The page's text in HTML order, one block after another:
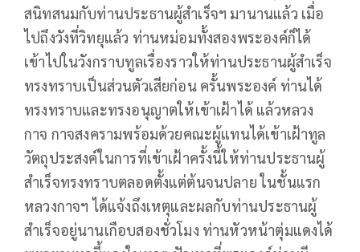
สนิทสนมกับท่านประธานผู้สำเร็จฯ มานานแล้ว เมื่อ
ไปถึงวังที่วิทยุแล้ว ท่านหม่อมทั้งสองพระองค์ก็ได้
เข้าไปในวังกราบทูลเรื่องราวให้ท่านประธานผู้สำเร็จ
ทรงทราบเป็นส่วนตัวเสียก่อน ครั้นพระองค์ ท่านได้
ทรงทราบและทรงอนุญาตให้เข้าเฝ้าได้ แล้วหลวง
กาจ กาจสงครามพร้อมด้วยคณะผู้แทนได้เข้าเฝ้าทูล
วัตถุประสงค์ในการที่เข้าเฝ้าครั้งนี้ให้ท่านประธานผู้
สำเร็จทรงทราบตลอดตั้งแต่ต้นจนปลาย ในชั้นแรก
หลวงกาจฯ ได้แจ้งถึงเหตุและผลกับท่านประธานผู้
สำเร็จอยู่นานเกือบสองชั่วโมง ท่านหัวหน้าตุ่มแดงได้